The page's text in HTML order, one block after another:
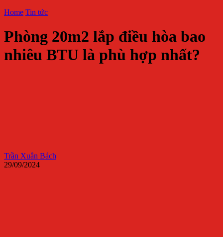
Home Tin tức
Phòng 20m2 lắp điều hòa bao
nhiêu BTU là phù hợp nhất?
Trần Xuân Bách
29/09/2024